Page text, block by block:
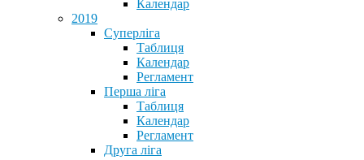
Календар
2019
Суперліга
Таблиця
Календар
Регламент
Перша ліга
Таблиця
Календар
Регламент
Друга ліга